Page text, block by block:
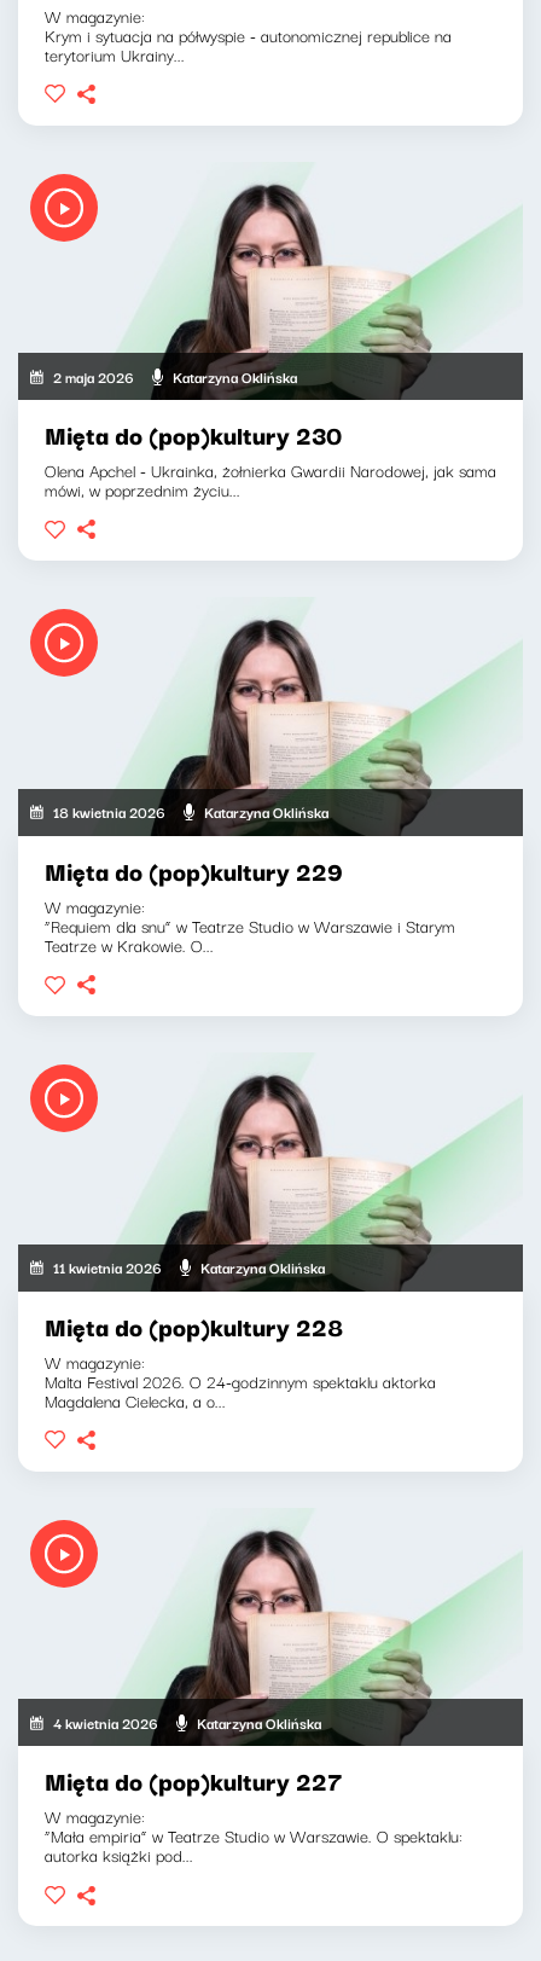
W magazynie:
Krym i sytuacja na półwyspie - autonomicznej republice na
terytorium Ukrainy...
2 maja 2026 Katarzyna Oklińska
Mięta do (pop)kultury 230
Olena Apchel - Ukrainka, żołnierka Gwardii Narodowej, jak sama
mówi, w poprzednim życiu...
18 kwietnia 2026 Katarzyna Oklińska
Mięta do (pop)kultury 229
W magazynie:
“Requiem dla snu” w Teatrze Studio w Warszawie i Starym
Teatrze w Krakowie. O...
11 kwietnia 2026 Katarzyna Oklińska
Mięta do (pop)kultury 228
W magazynie:
Malta Festival 2026. O 24-godzinnym spektaklu aktorka
Magdalena Cielecka, a o...
4 kwietnia 2026 Katarzyna Oklińska
Mięta do (pop)kultury 227
W magazynie:
“Mała empiria” w Teatrze Studio w Warszawie. O spektaklu:
autorka książki pod...